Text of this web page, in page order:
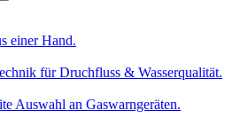
einer Hand.
für Druchfluss & Wasserqualität.
Auswahl an Gaswarngeräten.